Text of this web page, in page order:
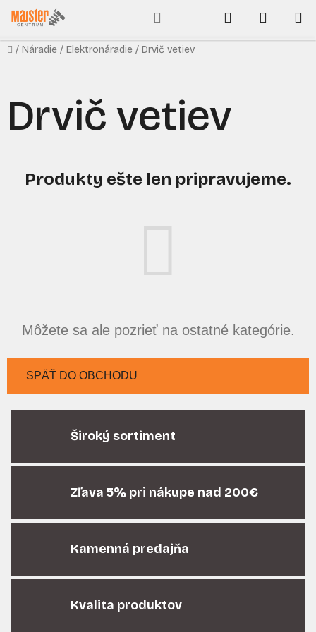
Prejsť
na
obsah
Hľadať
KOŠÍK
Domov
/ Náradie / Elektronáradie / Drvič vetiev
Drvič vetiev
Produkty ešte len pripravujeme.
Môžete sa ale pozrieť na ostatné kategórie.
SPÄŤ DO OBCHODU
Široký sortiment
Zľava 5% pri nákupe nad 200€
Kamenná predajňa
Kvalita produktov